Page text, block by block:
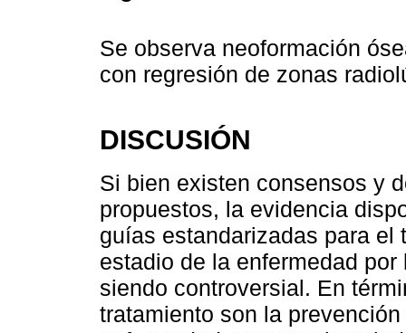
Se observa neoformación
con regresión de zonas
DISCUSIÓN
Si bien existen consensos y
propuestos, la evidencia
guías estandarizadas para
estadio de la enfermedad
siendo controversial. En
tratamiento son la